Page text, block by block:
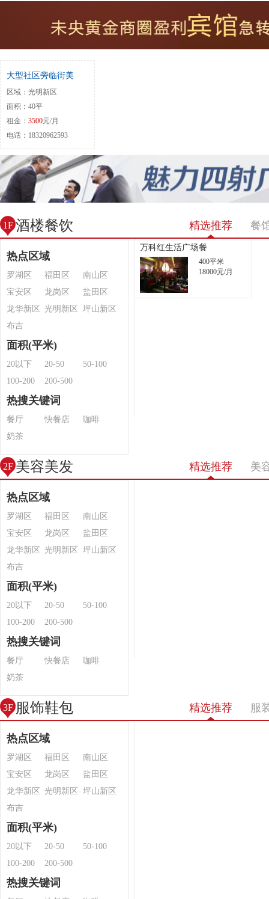
大型社区旁临街美
区域：光明新区
面积：40平
租金： 3500元/月
电话：18320962593
1F 酒楼餐饮 精选推荐 餐
热点区域
罗湖区 福田区
南山区
宝安区
龙岗区
盐田区
龙华新区
光明新区
坪山新区
布吉
面积(平米)
20以下 20-50
50-100
100-200
200-500
热搜关键词
餐厅 快餐店
咖啡
奶茶
万科红生活广场餐
400平米
18000元/月
2F 美容美发 精选推荐 美
热点区域
罗湖区 福田区
南山区
宝安区
龙岗区
盐田区
龙华新区
光明新区
坪山新区
布吉
面积(平米)
20以下 20-50
50-100
100-200
200-500
热搜关键词
餐厅 快餐店
咖啡
奶茶
3F 服饰鞋包 精选推荐 服
热点区域
罗湖区 福田区
南山区
宝安区
龙岗区
盐田区
龙华新区
光明新区
坪山新区
布吉
面积(平米)
20以下 20-50
50-100
100-200
200-500
热搜关键词